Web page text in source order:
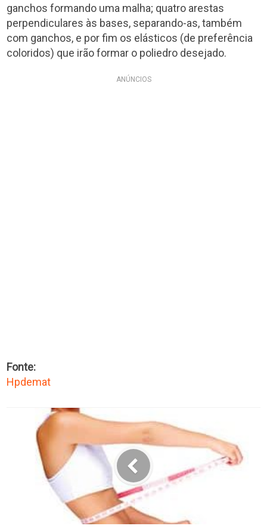
ganchos formando uma malha; quatro arestas
perpendiculares às bases, separando-as, também
com ganchos, e por fim os elásticos (de preferência
coloridos) que irão formar o poliedro desejado.
ANÚNCIOS
Fonte:
Hpdemat